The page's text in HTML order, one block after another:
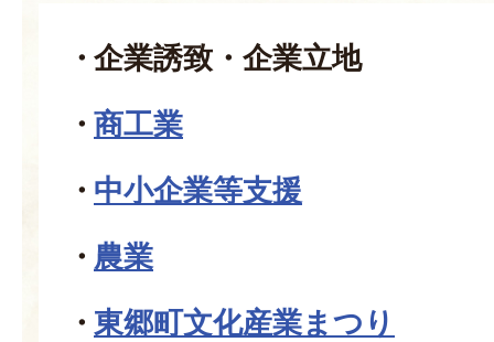
企業誘致・企業立地
商工業
中小企業等支援
農業
東郷町文化産業まつり